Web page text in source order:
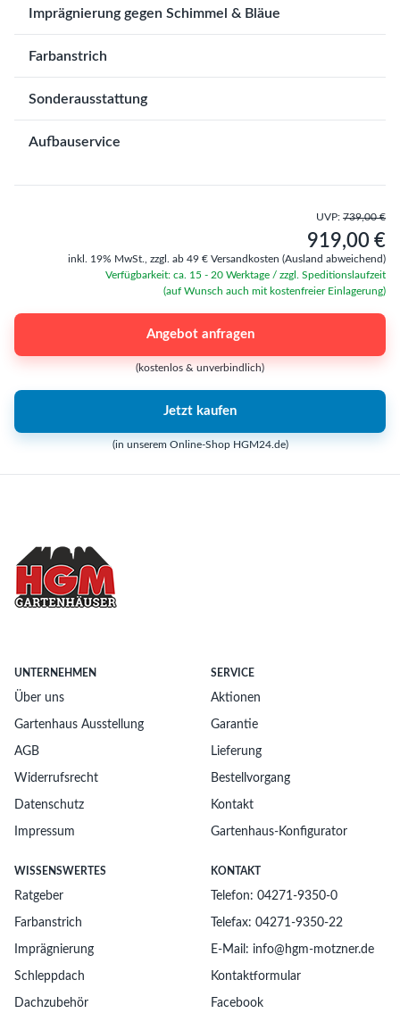
Imprägnierung gegen Schimmel & Bläue
Farbanstrich
Sonderausstattung
Aufbauservice
UVP: 739,00 €
919,00 €
inkl. 19% MwSt., zzgl. ab 49 € Versandkosten (Ausland abweichend)
Verfügbarkeit: ca. 15 - 20 Werktage / zzgl. Speditionslaufzeit
(auf Wunsch auch mit kostenfreier Einlagerung)
Angebot anfragen
(kostenlos & unverbindlich)
Jetzt kaufen
(in unserem Online-Shop HGM24.de)
UNTERNEHMEN
Über uns
Gartenhaus Ausstellung
AGB
Widerrufsrecht
Datenschutz
Impressum
SERVICE
Aktionen
Garantie
Lieferung
Bestellvorgang
Kontakt
Gartenhaus-Konfigurator
WISSENSWERTES
Ratgeber
Farbanstrich
Imprägnierung
Schleppdach
Dachzubehör
KONTAKT
Telefon: 04271-9350-0
Telefax: 04271-9350-22
E-Mail: info@hgm-motzner.de
Kontaktformular
Facebook